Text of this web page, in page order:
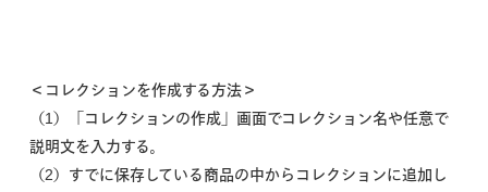
＜コレクションを作成する方法＞
（1）「コレクションの作成」画面でコレクション名や任意で
説明文を入力する。
（2）すでに保存している商品の中からコレクションに追加し